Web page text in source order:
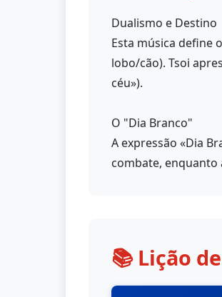
Dualismo e Destino
Esta música define
lobo/cão). Tsoi
céu»).
O "Dia Branco"
A expressão «Dia
combate, enquanto
📚 Lição